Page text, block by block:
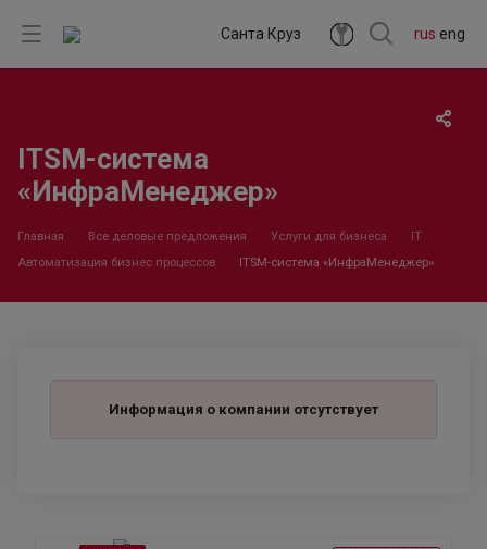
rus eng
Санта Круз
ITSM-система
«ИнфраМенеджер»
Главная Все деловые предложения Услуги для бизнеса
IT
Автоматизация бизнес процессов
ITSM-система «ИнфраМенеджер»
Информация о компании отсутствует